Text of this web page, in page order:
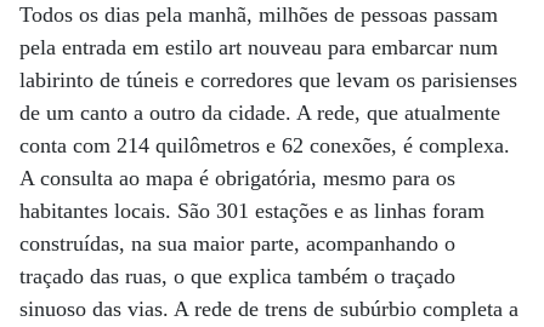
Todos os dias pela manhã, milhões de pessoas passam
pela entrada em estilo art nouveau para embarcar num
labirinto de túneis e corredores que levam os parisienses
de um canto a outro da cidade. A rede, que atualmente
conta com 214 quilômetros e 62 conexões, é complexa.
A consulta ao mapa é obrigatória, mesmo para os
habitantes locais. São 301 estações e as linhas foram
construídas, na sua maior parte, acompanhando o
traçado das ruas, o que explica também o traçado
sinuoso das vias. A rede de trens de subúrbio completa a